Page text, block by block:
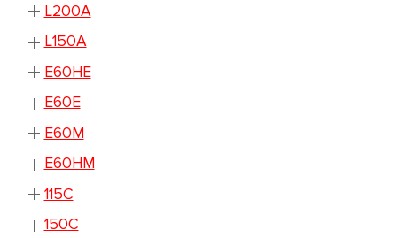
L200A
L150A
E60HE
E60E
E60M
E60HM
115С
150C